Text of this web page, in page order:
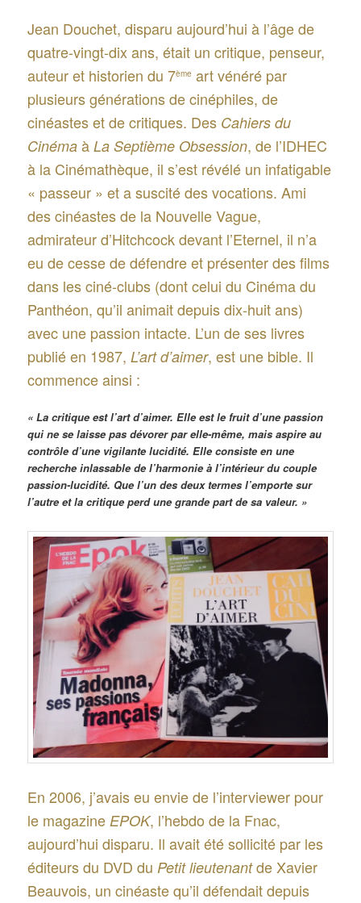
Jean Douchet, disparu aujourd’hui à l’âge de
quatre-vingt-dix ans, était un critique, penseur,
auteur et historien du 7ème art vénéré par
plusieurs générations de cinéphiles, de
cinéastes et de critiques. Des Cahiers du
Cinéma àLa Septième Obsession, de l’IDHEC
à la Cinémathèque, il s’est révélé un infatigable
« passeur » et a suscité des vocations. Ami
des cinéastes de la Nouvelle Vague,
admirateur d’Hitchcock devant l’Eternel, il n’a
eu de cesse de défendre et présenter des films
dans les ciné-clubs (dont celui du Cinéma du
Panthéon, qu’il animait depuis dix-huit ans)
avec une passion intacte. L’un de ses livres
publié en 1987,L’art d’aimer, est une bible. Il
commence ainsi :
« La critique est l’art d’aimer. Elle est le fruit d’une passion
qui ne se laisse pas dévorer par elle-même, mais aspire au
contrôle d’une vigilante lucidité. Elle consiste en une
recherche inlassable de l’harmonie à l’intérieur du couple
passion-lucidité. Que l’un des deux termes l’emporte sur
l’autre et la critique perd une grande part de sa valeur. »
En 2006, j’avais eu envie de l’interviewer pour
le magazine EPOK, l’hebdo de la Fnac,
aujourd’hui disparu. Il avait été sollicité par les
éditeurs du DVD du Petit lieutenantde Xavier
Beauvois, un cinéaste qu’il défendait depuis